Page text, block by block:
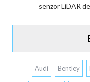
senzor LiDAR
Audi Bentley